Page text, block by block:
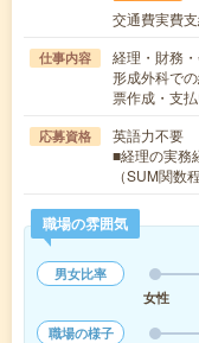
交通費実費支
仕事内容
経理・財務
形成外科で
票作成・支
応募資格
英語力不要
■経理の実務
（SUM関
職場の雰囲気
男女比率
女性
職場の様子